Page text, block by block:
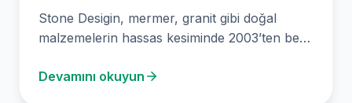
Stone Desigin, mermer, granit gibi doğal
malzemelerin hassas kesiminde 2003’ten beri
Devamını okuyun